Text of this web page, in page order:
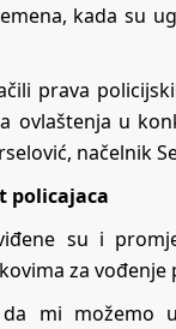
kada su
prava
ovlaštenja u
načelnik
policajaca
su i
za
mi možemo